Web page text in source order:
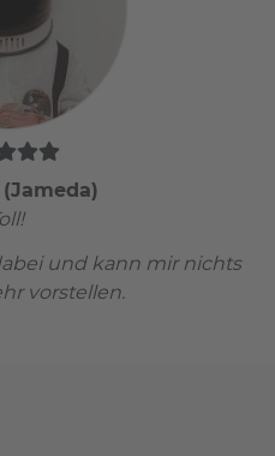
und kann mir nichts
vorstellen.